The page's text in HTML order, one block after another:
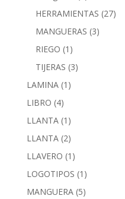
HERRAMIENTAS (27)
MANGUERAS (3)
RIEGO (1)
TIJERAS (3)
LAMINA (1)
LIBRO (4)
LLANTA (1)
LLANTA (2)
LLAVERO (1)
LOGOTIPOS (1)
MANGUERA (5)